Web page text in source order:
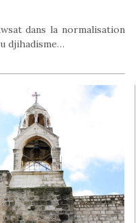
dans la normalisation
djihadisme…